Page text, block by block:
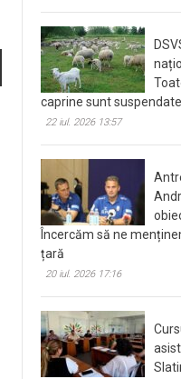
caprine sunt suspendate
22 iul. 2026 13:57
Încercăm să ne
țară
20 iul. 2026 17:16